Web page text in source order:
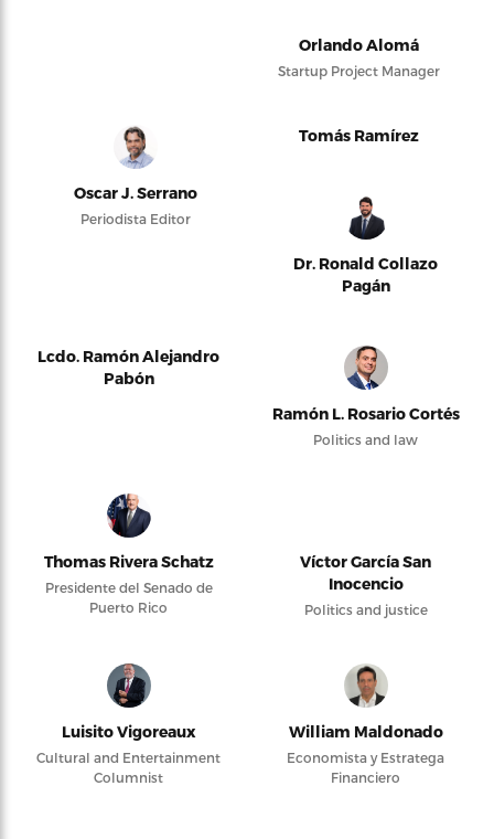
Orlando Alomá
Startup Project Manager
Oscar J. Serrano
Periodista Editor
Tomás Ramírez
Dr. Ronald Collazo
Pagán
Lcdo. Ramón Alejandro
Pabón
Ramón L. Rosario Cortés
Politics and law
Thomas Rivera Schatz
Presidente del Senado de
Puerto Rico
Víctor García San
Inocencio
Politics and justice
Luisito Vigoreaux
Cultural and Entertainment
Columnist
William Maldonado
Economista y Estratega
Financiero